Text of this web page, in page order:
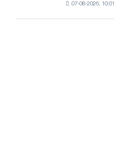
Ярославля
07-08-2026, 10:01